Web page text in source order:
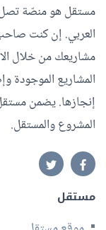
مستقل هو منصّة تصل
العربي. إن كنت
مشاريعك من خلال
المشاريع الموجودة
إنجازها. يضمن
المشروع والمستقل.
مستقل